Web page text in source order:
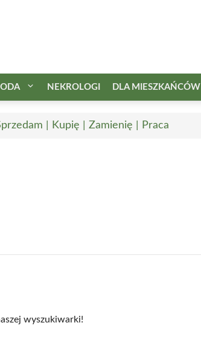
NEKROLOGI DLA MIESZKAŃCÓW
| Kupię | Zamienię | Praca
wyszukiwarki!